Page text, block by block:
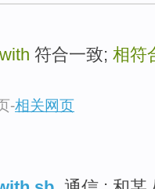
符合一致; 相符
-相关网页